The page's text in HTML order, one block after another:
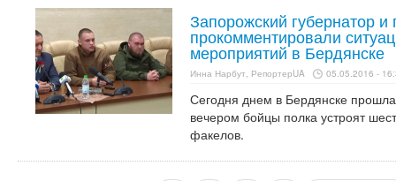
Запорожский губернатор и
прокомментировали
мероприятий в Бердянске
Инна Нарбут, РепортерUA 05.05.2016 -
Сегодня днем в Бердянске
вечером бойцы полка устроят
факелов.